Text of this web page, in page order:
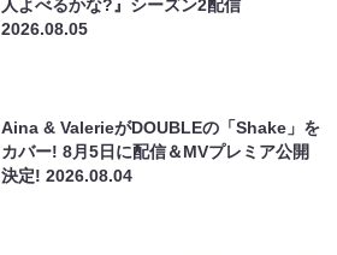
人よべるかな?』シーズン2配信
2026.08.05
Aina & ValerieがDOUBLEの「Shake」を
カバー! 8月5日に配信＆MVプレミア公開
決定!2026.08.04